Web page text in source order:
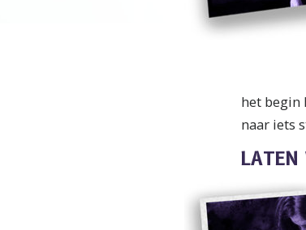
het begin
naar iets
LATEN